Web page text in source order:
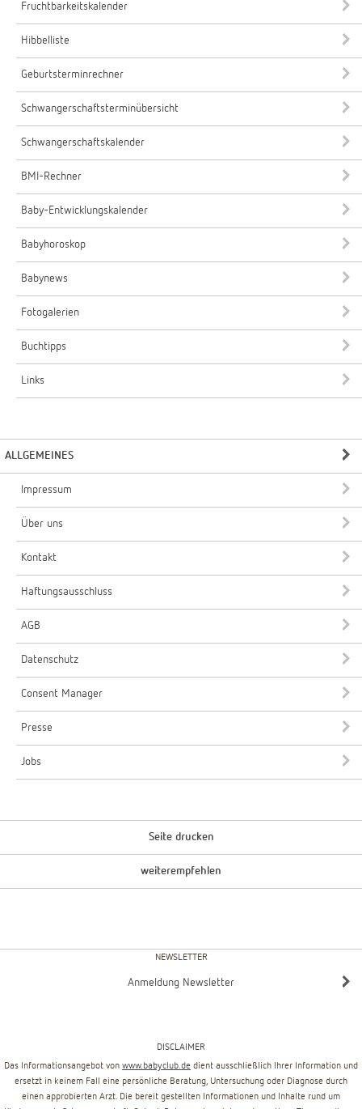
Fruchtbarkeitskalender
Hibbelliste
Geburtsterminrechner
Schwangerschaftsterminübersicht
Schwangerschaftskalender
BMI-Rechner
Baby-Entwicklungskalender
Babyhoroskop
Babynews
Fotogalerien
Buchtipps
Links
ALLGEMEINES
Impressum
Über uns
Kontakt
Haftungsausschluss
AGB
Datenschutz
Consent Manager
Presse
Jobs
Seite drucken
weiterempfehlen
NEWSLETTER
Anmeldung Newsletter
DISCLAIMER
Das Informationsangebot von www.babyclub.de dient ausschließlich Ihrer Information und
ersetzt in keinem Fall eine persönliche Beratung, Untersuchung oder Diagnose durch
einen approbierten Arzt. Die bereit gestellten Informationen und Inhalte rund um